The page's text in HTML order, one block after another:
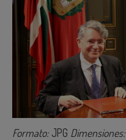
Formato: JPG Dimensiones: